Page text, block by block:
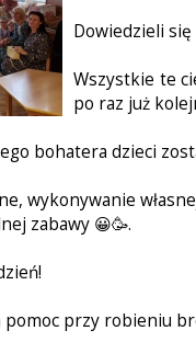
Dowiedzieli
Wszystkie te
po raz już
bohatera dzieci
wykonywanie
zabawy 😀🥳.
pomoc przy robieniu